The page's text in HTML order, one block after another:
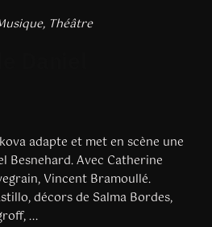
, Théâtre
adapte et met en scène une
Besnehard. Avec Catherine
Vincent Bramoullé.
décors de Salma Bordes,
...